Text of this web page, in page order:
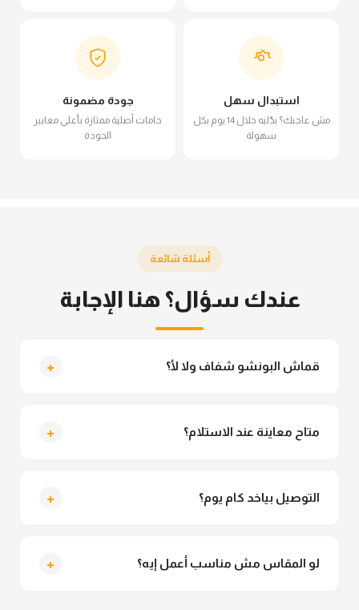
استبدال سهل
مش عاجبك؟ بدّليه خلال 14 يوم بكل
سهولة
جودة مضمونة
خامات أصلية ممتازة بأعلى معايير
الجودة
أسئلة شائعة
عندك سؤال؟ هنا الإجابة
قماش البونشو شفاف ولا لأ؟ +
متاح معاينة عند الاستلام؟ +
التوصيل بياخد كام يوم؟ +
لو المقاس مش مناسب أعمل إيه؟ +